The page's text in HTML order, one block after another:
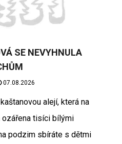
SE NEVYHNULA
07.08.2026
alejí, která na
ozářena tisíci bílými
podzim sbíráte s dětmi